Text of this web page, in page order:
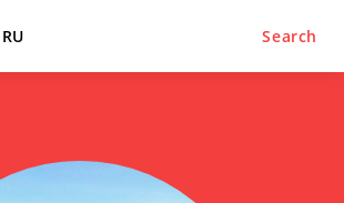
RU Search